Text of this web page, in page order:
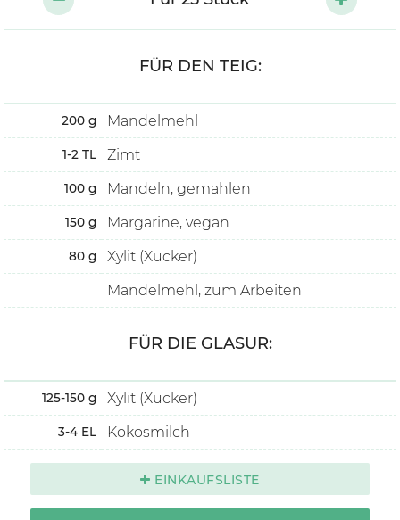
FÜR DEN TEIG:
200 g Mandelmehl
1-2 TL Zimt
100 g Mandeln, gemahlen
150 g Margarine, vegan
80 g
Xylit (Xucker)
Mandelmehl, zum Arbeiten
FÜR DIE GLASUR:
125-150 g Xylit (Xucker)
3-4 EL Kokosmilch
EINKAUFSLISTE